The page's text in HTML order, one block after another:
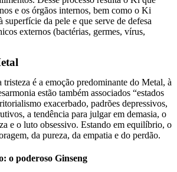
e os órgãos internos, bem como o Ki
da pele e que serve de defesa
externos (bactérias, germes, vírus,
é a emoção predominante do Metal, à
estão também associados “estados
exacerbado, padrões depressivos,
a tendência para julgar em demasia, o
e o luto obsessivo. Estando em equilíbrio, o
da pureza, da empatia e do perdão.
o poderoso Ginseng